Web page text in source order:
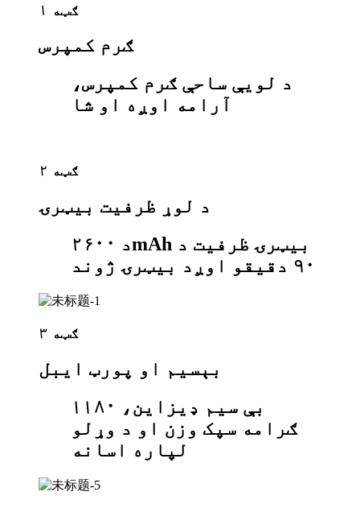
ګټه ۱
ګرم کمپرس
د لویې ساحې ګرم کمپرس،
آرامه اوږه او شا
ګټه ۲
د لوړ ظرفیت بیټرۍ
د ۲۶۰۰mAh بیټرۍ ظرفیت د
۹۰ دقیقو اوږد بیټرۍ ژوند
ګټه ۳
بېسیم او پورټ ایبل
بې سیم ډیزاین، ۱۱۸۰
ګرامه سپک وزن او د وړلو
لپاره اسانه